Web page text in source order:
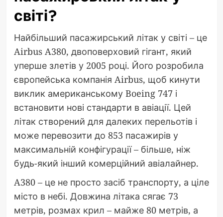
світі?
Найбільший пасажирський літак у світі – це
Airbus A380, двоповерховий гігант, який
уперше злетів у 2005 році. Його розробила
європейська компанія Airbus, щоб кинути
виклик американському Boeing 747 і
встановити нові стандарти в авіації. Цей
літак створений для далеких перельотів і
може перевозити до 853 пасажирів у
максимальній конфігурації – більше, ніж
будь-який інший комерційний авіалайнер.
A380 – це не просто засіб транспорту, а ціле
місто в небі. Довжина літака сягає 73
метрів, розмах крил – майже 80 метрів, а